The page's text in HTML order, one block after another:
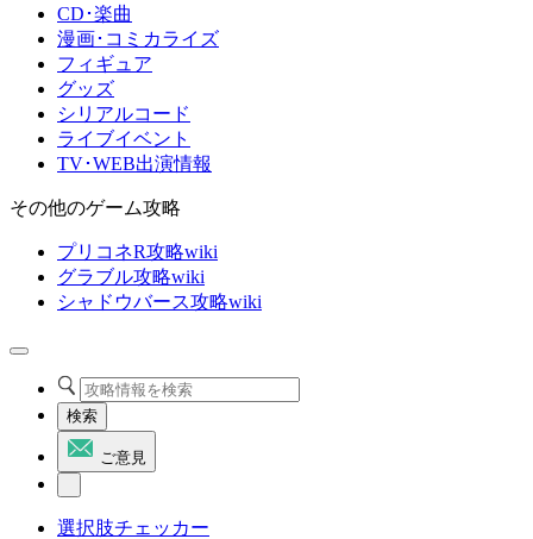
CD･楽曲
漫画･コミカライズ
フィギュア
グッズ
シリアルコード
ライブイベント
TV･WEB出演情報
その他のゲーム攻略
プリコネR攻略wiki
グラブル攻略wiki
シャドウバース攻略wiki
検索
ご意見
選択肢チェッカー